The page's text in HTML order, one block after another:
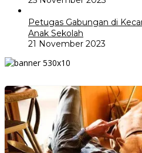
Petugas Gabungan di
Anak Sekolah
21 November 2023